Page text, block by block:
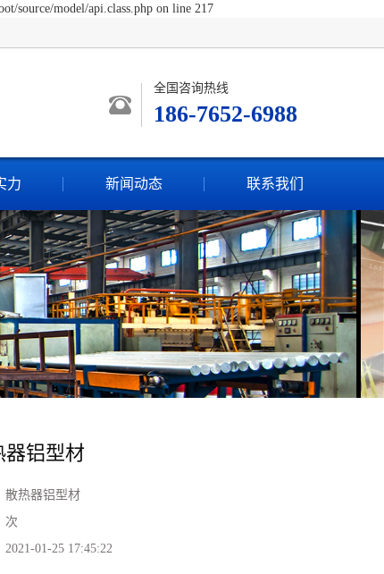
source/model/api.class.php on line 217
全国咨询热线
186-7652-6988
力 新闻动态 联系我们
器铝型材
散热器铝型材
次
2021-01-25 17:45:22